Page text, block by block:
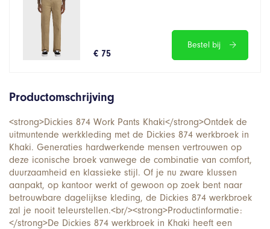
€ 75
Bestel bij
Productomschrijving
<strong>Dickies 874 Work Pants Khaki</strong>Ontdek de
uitmuntende werkkleding met de Dickies 874 werkbroek in
Khaki. Generaties hardwerkende mensen vertrouwen op
deze iconische broek vanwege de combinatie van comfort,
duurzaamheid en klassieke stijl. Of je nu zware klussen
aanpakt, op kantoor werkt of gewoon op zoek bent naar
betrouwbare dagelijkse kleding, de Dickies 874 werkbroek
zal je nooit teleurstellen.<br/><strong>Productinformatie:
</strong>De Dickies 874 werkbroek in Khaki heeft een